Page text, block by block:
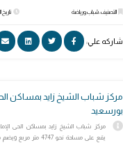
التصنيف: شباب ورياضة تاريخ
شاركه علي:
مركز شباب الشيخ زايد بمساكن
بورسعيد
مركز شباب الشيخ زايد بمساكن الحى
يقع على مساحة نحو